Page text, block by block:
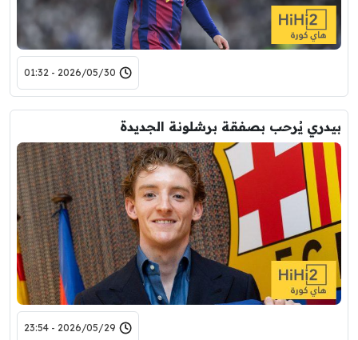
2026/05/30 - 01:32
بيدري يُرحب بصفقة برشلونة الجديدة
2026/05/29 - 23:54